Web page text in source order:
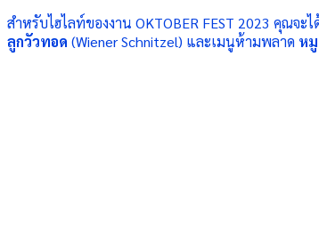
สำหรับไฮไลท์ของงาน OKTOBER FEST 2023 คุณจะไ
ลูกวัวทอด (Wiener Schnitzel) และเมนูห้ามพลาด ห